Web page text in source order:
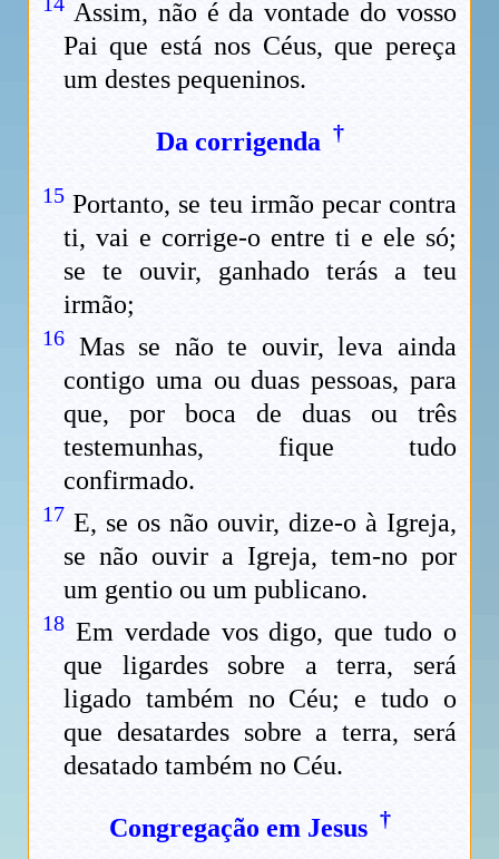
Assim, não é da vontade do vosso
Pai que está nos Céus, que pereça
um destes pequeninos.
Da corrigenda †
15 Portanto, se teu irmão pecar contra
ti, vai e corrige-o entre ti e ele só;
se te ouvir, ganhado terás a teu
irmão;
16 Mas se não te ouvir, leva ainda
contigo uma ou duas pessoas, para
que, por boca de duas ou três
testemunhas, fique tudo
confirmado.
17 E, se os não ouvir, dize-o à Igreja,
se não ouvir a Igreja, tem-no por
um gentio ou um publicano.
18 Em verdade vos digo, que tudo o
que ligardes sobre a terra, será
ligado também no Céu; e tudo o
que desatardes sobre a terra, será
desatado também no Céu.
Congregação em Jesus †